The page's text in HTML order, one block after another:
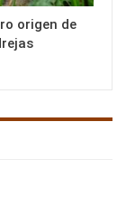
origen de